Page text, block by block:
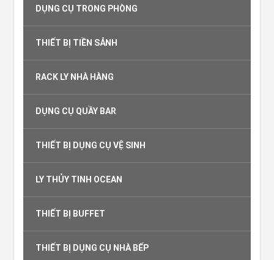
DỤNG CỤ TRONG PHÒNG
THIẾT BỊ TIỀN SẢNH
RACK LY NHÀ HÀNG
DỤNG CỤ QUẦY BAR
THIẾT BỊ DỤNG CỤ VỆ SINH
LY THỦY TINH OCEAN
THIẾT BỊ BUFFET
THIẾT BỊ DỤNG CỤ NHÀ BẾP